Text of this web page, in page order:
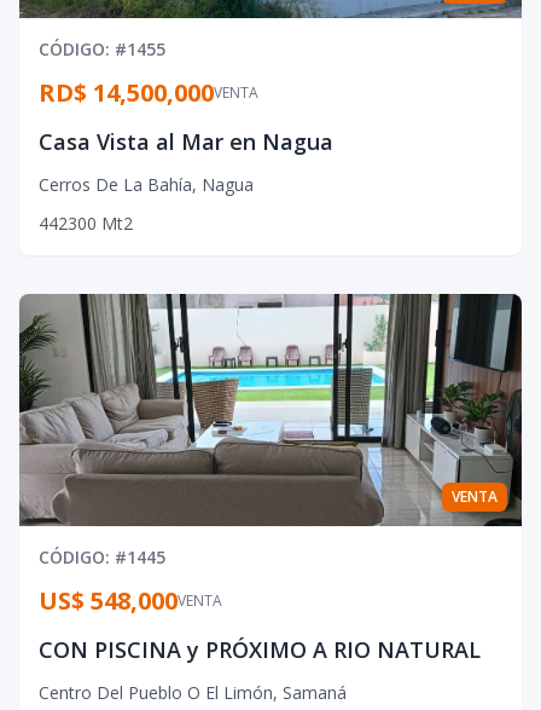
CÓDIGO: #1455
VENTA
RD$ 14,500,000
Casa Vista al Mar en Nagua
Cerros De La Bahía, Nagua
442300 Mt2
VENTA
CÓDIGO: #1445
VENTA
US$ 548,000
CON PISCINA y PRÓXIMO A RIO NATURAL
Centro Del Pueblo O El Limón, Samaná